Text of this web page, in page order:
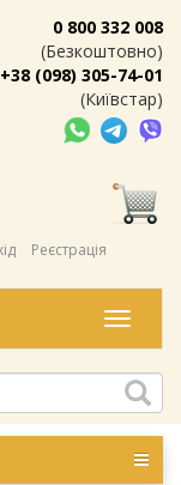
0 800 332 008
(Безкоштовно)
+38 (098) 305-74-01
(Київстар)
Реєстрація
Меню